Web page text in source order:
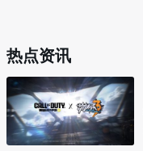
热点资讯